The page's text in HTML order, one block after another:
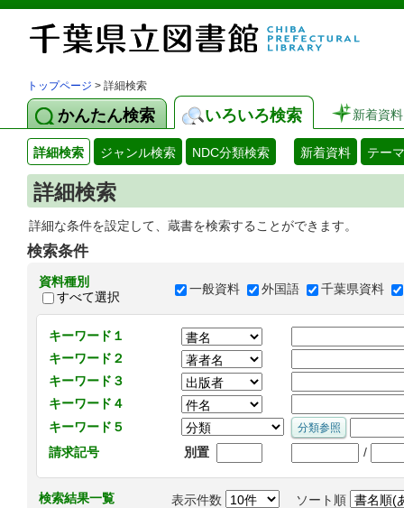
トップページ > 詳細検索
かんたん検索 いろいろ検索 新着資料
詳細検索 ジャンル検索 NDC分類検索 新着資料 テー
詳細検索
詳細な条件を設定して、蔵書を検索することができます。
検索条件
資料種別
すべて選択
一般資料 外国語 千葉県資料
キーワード１
キーワード２
キーワード３
キーワード４
キーワード５
請求記号
別置 /
検索結果一覧 表示件数 ソート順